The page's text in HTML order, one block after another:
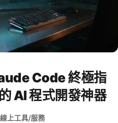
Code 終極指
AI 程式開發神器
線上工具/服務